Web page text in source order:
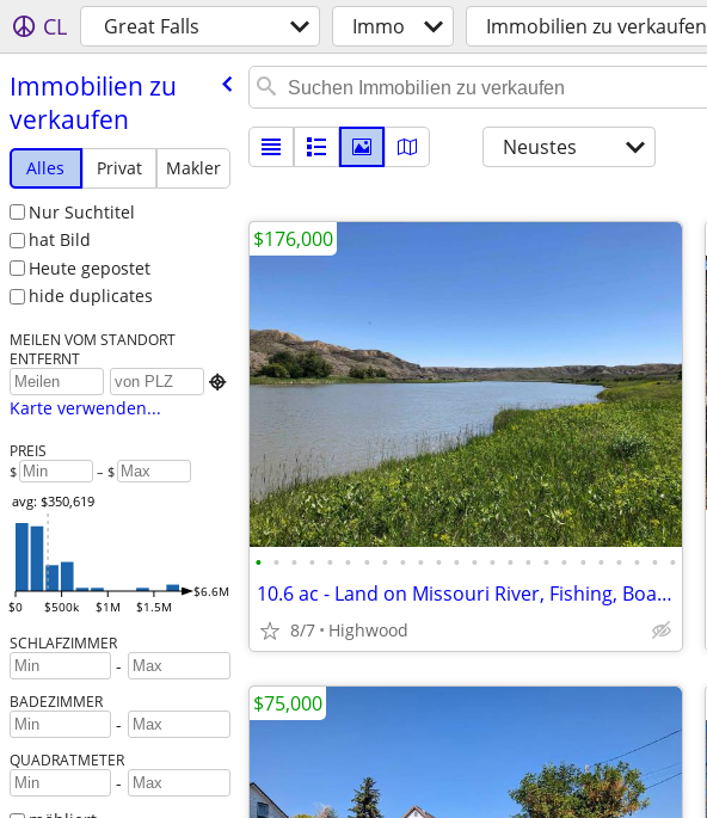
CL Great Falls Immo Immobilien zu verkaufen
Immobilien zu
verkaufen
Alles Privat
Makler
Nur Suchtitel
hat Bild
Heute gepostet
hide duplicates
MEILEN VOM STANDORT
ENTFERNT

Karte verwenden...
PREIS
$ – $
$0 $500k $1M $1.5M
$6.6M
avg: $350,619
SCHLAFZIMMER
-
BADEZIMMER
-
QUADRATMETER
-
Neustes
• • • • • • • • • • • • • • • • • • • • • • • •
10.6 ac - Land on Missouri River, Fishing, Boating, Near Public Land
8/7 Highwood
$176,000
$75,000